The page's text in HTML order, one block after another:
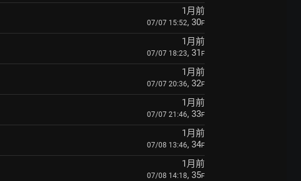
1月前
07/07 15:52, 30F
1月前
07/07 18:23, 31 F
1月前
07/07 20:36, 32F
1月前
07/07 21:46, 33F
1月前
07/08 13:46, 34F
1月前
07/08 14:18, 35F